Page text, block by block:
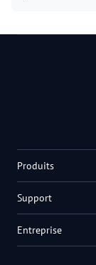
Produits
Support
Entreprise